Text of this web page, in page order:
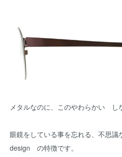
メタルなのに、このやわらかい し
眼鏡をしている事を忘れる、不思
design の特徴です。